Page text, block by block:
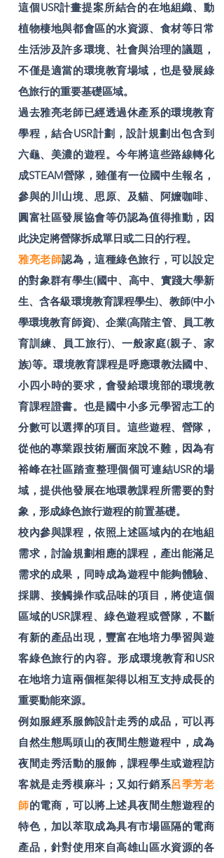
這個USR計畫提案所結合的在地組織、動
植物棲地與都會區的水資源、食材等日常
生活涉及許多環境、社會與治理的議題，
不僅是適當的環境教育場域，也是發展綠
色旅行的重要基礎區域。
過去雅亮老師已經透過休產系的環境教育
學程，結合USR計劃，設計規劃出包含到
六龜、美濃的遊程。今年將這些路線轉化
成STEAM營隊，雖僅有一位國中生報名，
參與的川山境、思原、及貓、阿嬤咖啡、
圓富社區發展協會等仍認為值得推動，因
此決定將營隊拆成單日或二日的行程。
雅亮老師認為，這種綠色旅行，可以設定
的對象群有學生(國中、高中、實踐大學新
生、含各級環境教育課程學生)、教師(中小
學環境教育師資)、企業(高階主管、員工教
育訓練、員工旅行)、一般家庭(親子、家
族)等。環境教育課程是呼應環教法國中、
小四小時的要求，會發給環境部的環境教
育課程證書。也是國中小多元學習志工的
分數可以選擇的項目。這些遊程、營隊，
從他的專業跟技術層面來說不難，因為有
裕峰在社區踏查整理個個可連結USR的場
域，提供他發展在地環教課程所需要的對
象，形成綠色旅行遊程的前置基礎。
校內參與課程，依照上述區域內的在地組
需求，討論規劃相應的課程，產出能滿足
需求的成果，同時成為遊程中能夠體驗、
採購、接觸操作或品味的項目，將使這個
區域的USR課程、綠色遊程或營隊，不斷
有新的產品出現，豐富在地培力學習與遊
客綠色旅行的內容。形成環境教育和USR
在地培力這兩個框架得以相互支持成長的
重要動能來源。
例如服經系服飾設計走秀的成品，可以再
自然生態馬頭山的夜間生態遊程中，成為
夜間走秀活動的服飾，課程學生或遊程訪
客就是走秀模麻斗；又如行銷系呂季芳老
師的電商，可以將上述具夜間生態遊程的
特色，加以萃取成為具有市場區隔的電商
產品，針對使用來自高雄山區水資源的各